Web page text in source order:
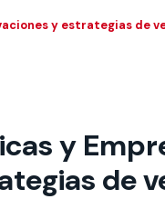
y estrategias de
y
de